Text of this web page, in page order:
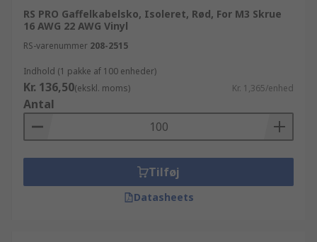
RS PRO Gaffelkabelsko, Isoleret, Rød, For M3 Skrue
16 AWG 22 AWG Vinyl
RS-varenummer 208-2515
Indhold (1 pakke af 100 enheder)
Kr. 136,50(ekskl. moms) Kr. 1,365/enhed
Antal
Tilføj
Datasheets